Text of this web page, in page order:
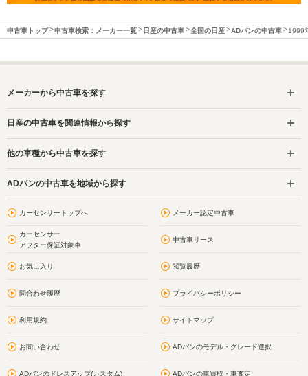
中古車トップ 中古車検索：メーカー一覧 日産の中古車 全国の日産 ADバンの中古車 1999
メーカーから中古車を探す
日産の中古車を関連情報から探す
他の車種から中古車を探す
ADバンの中古車を地域から探す
カーセンサートップへ メーカー認定中古車
カーセンサー
アフター保証対象車
中古車リース
お気に入り 閲覧履歴
問合わせ履歴 プライバシーポリシー
利用規約 サイトマップ
お問い合わせ ADバンのモデル・グレード選択
ADバンのドレスアップ(カスタム) ADバンの車買取・車査定